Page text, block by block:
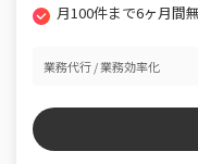
月100件まで6ヶ月間
業務代行 業務効率化